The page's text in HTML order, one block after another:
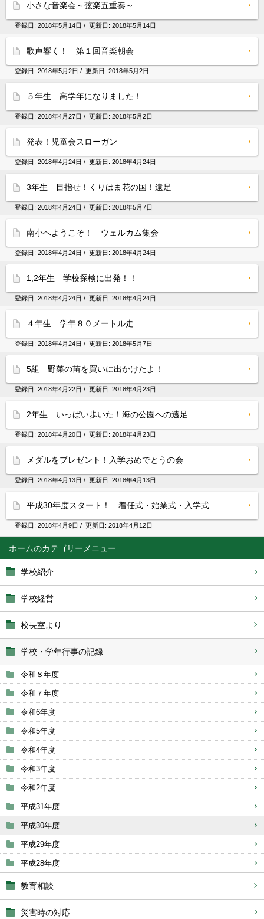
ホーム
学校紹介
学校経営
校長室より
学校・学年行事の記録
令和８年度
令和７年度
令和6年度
令和5年度
令和4年度
令和3年度
令和2年度
平成31年度
平成30年度
平成29年度
平成28年度
教育相談
災害時の対応
小さな音楽会～弦楽五重奏～
登録日: 2018年5月14日 / 更新日: 2018年5月14日
歌声響く！ 第１回音楽朝会
登録日: 2018年5月2日 / 更新日: 2018年5月2日
５年生 高学年になりました！
登録日: 2018年4月27日 / 更新日: 2018年5月2日
発表！児童会スローガン
登録日: 2018年4月24日 / 更新日: 2018年4月24日
3年生 目指せ！くりはま花の国！遠足
登録日: 2018年4月24日 / 更新日: 2018年5月7日
南小へようこそ！ ウェルカム集会
登録日: 2018年4月24日 / 更新日: 2018年4月24日
1,2年生 学校探検に出発！！
登録日: 2018年4月24日 / 更新日: 2018年4月24日
４年生 学年８０メートル走
登録日: 2018年4月24日 / 更新日: 2018年5月7日
5組 野菜の苗を買いに出かけたよ！
登録日: 2018年4月22日 / 更新日: 2018年4月23日
2年生 いっぱい歩いた！海の公園への遠足
登録日: 2018年4月20日 / 更新日: 2018年4月23日
メダルをプレゼント！入学おめでとうの会
登録日: 2018年4月13日 / 更新日: 2018年4月13日
平成30年度スタート！ 着任式・始業式・入学式
登録日: 2018年4月9日 / 更新日: 2018年4月12日